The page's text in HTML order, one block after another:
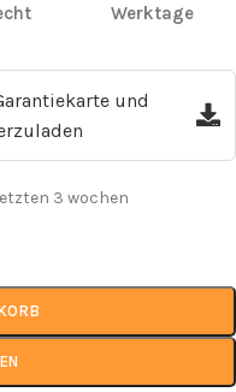
Werktage
und
3 wochen